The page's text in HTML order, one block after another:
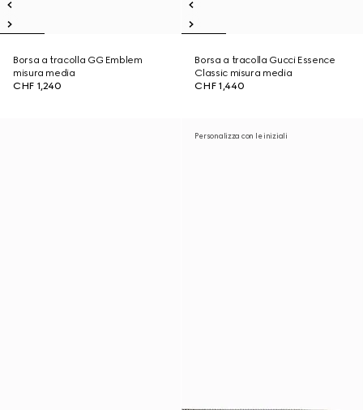
Borsa a tracolla GG Emblem
misura media
CHF 1,240
Borsa a tracolla Gucci Essence
Classic misura media
CHF 1,440
Personalizza con le iniziali